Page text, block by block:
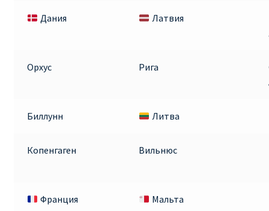
Дания Латвия
Орхус Рига
Биллунн Литва
Копенгаген
Вильнюс
Франция Мальта